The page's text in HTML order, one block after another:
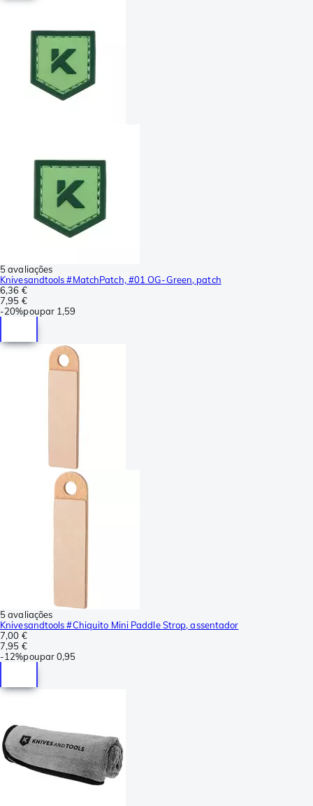
5 avaliações
Knivesandtools #MatchPatch, #01 OG-Green, patch
6,36 €
7,95 €
-20%poupar 1,59
5 avaliações
Knivesandtools #Chiquito Mini Paddle Strop, assentador
7,00 €
7,95 €
-12%poupar0,95